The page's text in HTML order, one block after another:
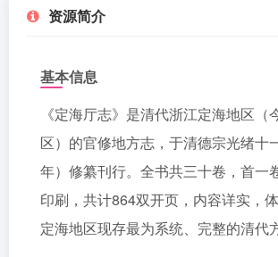
资源简介
基本信息
《定海厅志》是清代浙江定海地区（
区）的官修地方志，于清德宗光绪十
年）修纂刊行。全书共三十卷，首一
印刷，共计864双开页，内容详实，
定海地区现存最为系统、完整的清代